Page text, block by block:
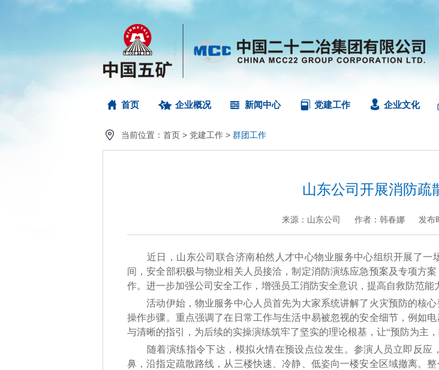
首页 企业概况 新闻中心 党建工作 企业文化
当前位置： 首页 > 党建工作 > 群团工作
山东公司开展消防疏
来源：山东公司 作者：韩春娜 发布
+ -
近日，山东公司联合济南柏然人才中心物业服务中心组织开展了一
间，安全部积极与物业相关人员接洽，制定消防演练应急预案及专项方
作。进一步加强公司安全工作，增强员工消防安全意识，提高自救防范能
活动伊始，物业服务中心人员首先为大家系统讲解了火灾预防的核心
操作步骤。重点强调了在日常工作与生活中易被忽视的安全细节，例如
与清晰的指引，为后续的实操演练筑牢了坚实的理论根基，让“预防为主，
随着演练指令下达，模拟火情在预设点位发生。参演人员立即反应
鼻，沿指定疏散路线，从三楼快速、冷静、低姿向一楼安全区域撤离。